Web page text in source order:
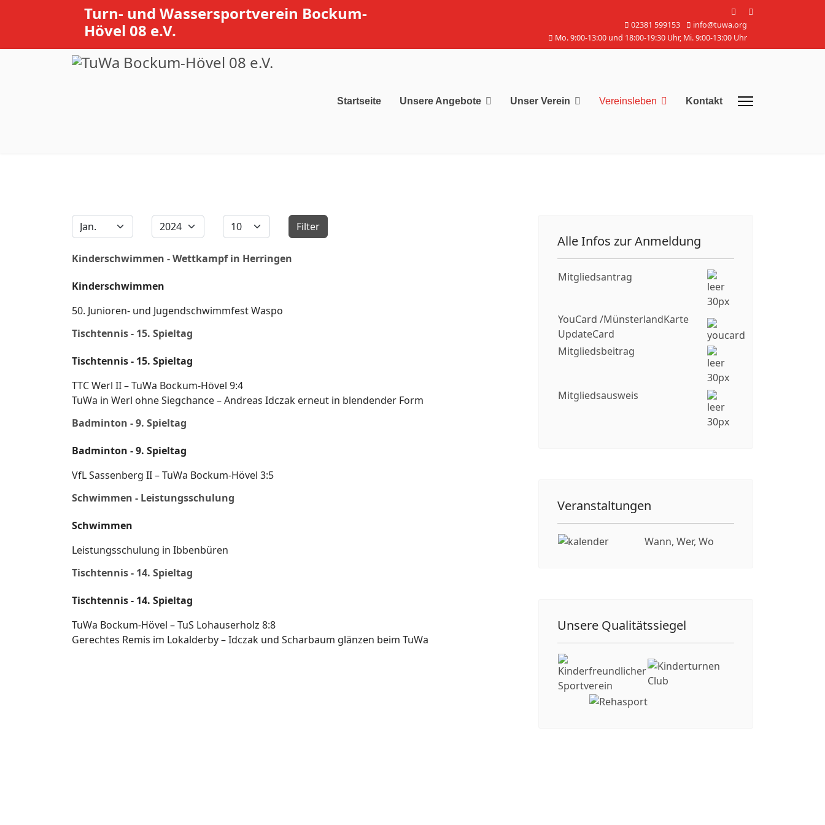
Turn- und Wassersportverein Bockum-
Hövel 08 e.V.
02381 599153
info@tuwa.org
Mo. 9:00-13:00 und 18:00-19:30 Uhr, Mi. 9:00-13:00 Uhr
Startseite Unsere Angebote Unser Verein Vereinsleben Kontakt
Filter
Monat Jahr Anzeige # Filter
Kinderschwimmen - Wettkampf in Herringen
Kinderschwimmen
50. Junioren- und Jugendschwimmfest Waspo
Tischtennis - 15. Spieltag
Tischtennis - 15. Spieltag
TTC Werl II – TuWa Bockum-Hövel 9:4
TuWa in Werl ohne Siegchance – Andreas Idczak erneut in blendender Form
Badminton - 9. Spieltag
Badminton - 9. Spieltag
VfL Sassenberg II – TuWa Bockum-Hövel 3:5
Schwimmen - Leistungsschulung
Schwimmen
Leistungsschulung in Ibbenbüren
Tischtennis - 14. Spieltag
Tischtennis - 14. Spieltag
TuWa Bockum-Hövel – TuS Lohauserholz 8:8
Gerechtes Remis im Lokalderby – Idczak und Scharbaum glänzen beim TuWa
Alle Infos zur Anmeldung
Mitgliedsantrag
YouCard /MünsterlandKarte
UpdateCard
Mitgliedsbeitrag
Mitgliedsausweis
Veranstaltungen
Wann, Wer, Wo
Unsere Qualitätssiegel